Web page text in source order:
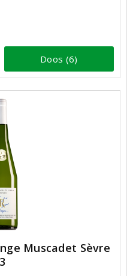
Doos (6)
Muscadet Sèvre